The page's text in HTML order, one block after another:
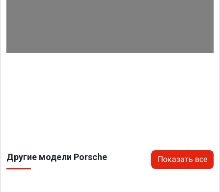
Другие модели Porsche Показать все